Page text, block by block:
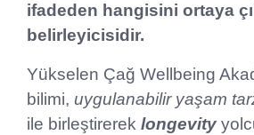
ifadeden hangisini ortaya
belirleyicisidir.
Yükselen Çağ Wellbeing
bilimi, uygulanabilir yaşam
ile birleştirerek longevity